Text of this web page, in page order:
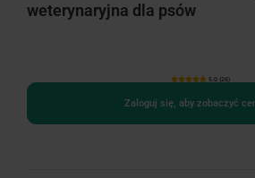
weterynaryjna dla psów
5.0 (26)
Zaloguj się, aby zobaczyć